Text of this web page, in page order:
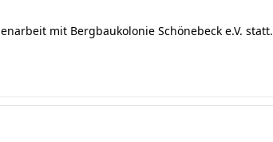
mit Bergbaukolonie Schönebeck e.V. statt.